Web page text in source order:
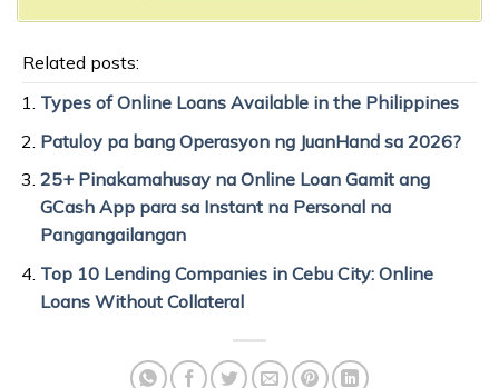
Related posts:
Types of Online Loans Available in the Philippines
Patuloy pa bang Operasyon ng JuanHand sa 2026?
25+ Pinakamahusay na Online Loan Gamit ang
GCash App para sa Instant na Personal na
Pangangailangan
Top 10 Lending Companies in Cebu City: Online
Loans Without Collateral